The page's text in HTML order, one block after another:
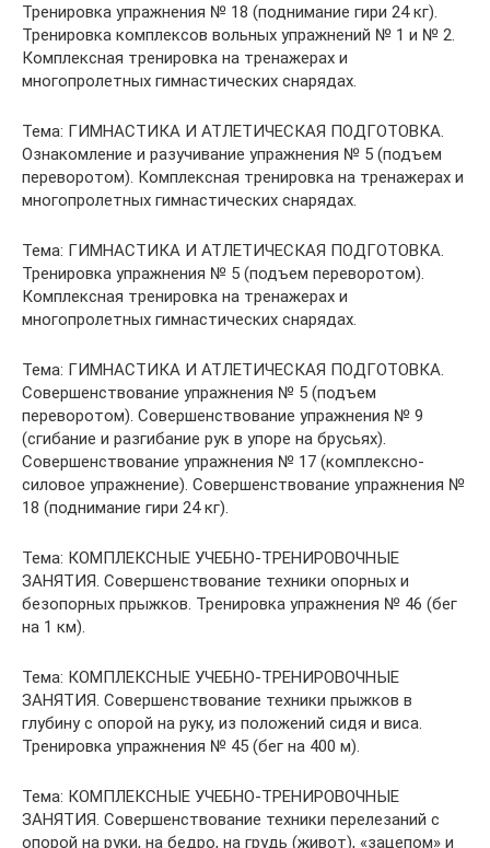
Тренировка упражнения № 18 (поднимание гири 24 кг).
Тренировка комплексов вольных упражнений № 1 и № 2.
Комплексная тренировка на тренажерах и
многопролетных гимнастических снарядах.
Тема: ГИМНАСТИКА И АТЛЕТИЧЕСКАЯ ПОДГОТОВКА.
Ознакомление и разучивание упражнения № 5 (подъем
переворотом). Комплексная тренировка на тренажерах и
многопролетных гимнастических снарядах.
Тема: ГИМНАСТИКА И АТЛЕТИЧЕСКАЯ ПОДГОТОВКА.
Тренировка упражнения № 5 (подъем переворотом).
Комплексная тренировка на тренажерах и
многопролетных гимнастических снарядах.
Тема: ГИМНАСТИКА И АТЛЕТИЧЕСКАЯ ПОДГОТОВКА.
Совершенствование упражнения № 5 (подъем
переворотом). Совершенствование упражнения № 9
(сгибание и разгибание рук в упоре на брусьях).
Совершенствование упражнения № 17 (комплексно-
силовое упражнение). Совершенствование упражнения №
18 (поднимание гири 24 кг).
Тема: КОМПЛЕКСНЫЕ УЧЕБНО-ТРЕНИРОВОЧНЫЕ
ЗАНЯТИЯ. Совершенствование техники опорных и
безопорных прыжков. Тренировка упражнения № 46 (бег
на 1 км).
Тема: КОМПЛЕКСНЫЕ УЧЕБНО-ТРЕНИРОВОЧНЫЕ
ЗАНЯТИЯ. Совершенствование техники прыжков в
глубину с опорой на руку, из положений сидя и виса.
Тренировка упражнения № 45 (бег на 400 м).
Тема: КОМПЛЕКСНЫЕ УЧЕБНО-ТРЕНИРОВОЧНЫЕ
ЗАНЯТИЯ. Совершенствование техники перелезаний с
опорой на руки, на бедро, на грудь (живот), «зацепом» и